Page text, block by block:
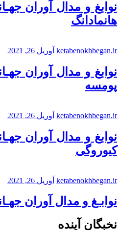
نوابغ و مدال آوران
هانمادانگ
ketabenokhbegan.ir آوریل 26, 2021
نوابغ و مدال آوران
پومسه
ketabenokhbegan.ir آوریل 26, 2021
نوابغ و مدال آوران
کیوروگی
ketabenokhbegan.ir آوریل 26, 2021
نوابـغ و مدال آوران
نخبگان آینده